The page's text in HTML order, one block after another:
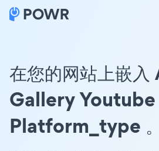
在您的网站上嵌
Gallery Youtube
Platform_type 。